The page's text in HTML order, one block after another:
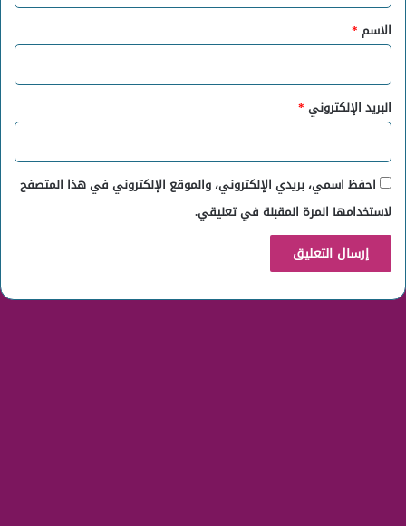
*
الاسم *
البريد الإلكتروني *
احفظ اسمي، بريدي الإلكتروني، والموقع الإلكتروني في هذا المتصفح
لاستخدامها المرة المقبلة في تعليقي.